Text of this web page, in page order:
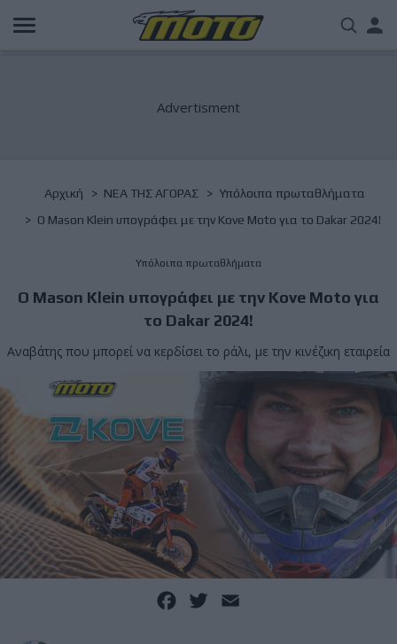
Παράκαμψη
προς
Breadcrumb
Αρχική NΕΑ ΤΗΣ ΑΓΟΡΑΣ
Υπόλοιπα πρωταθλήματα
O Mason Klein υπογράφει με την Kove Moto για το Dakar 2024!
Υπόλοιπα πρωταθλήματα
O Mason Klein υπογράφει με την Kove Moto για
το Dakar 2024!
Αναβάτης που μπορεί να κερδίσει το ράλι, με την κινέζικη εταιρεία
Facebook
Twitter